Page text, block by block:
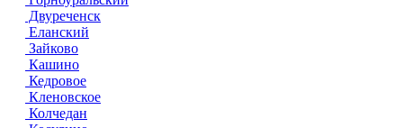
Двуреченск
Еланский
Зайково
Кашино
Кедровое
Кленовское
Колчедан